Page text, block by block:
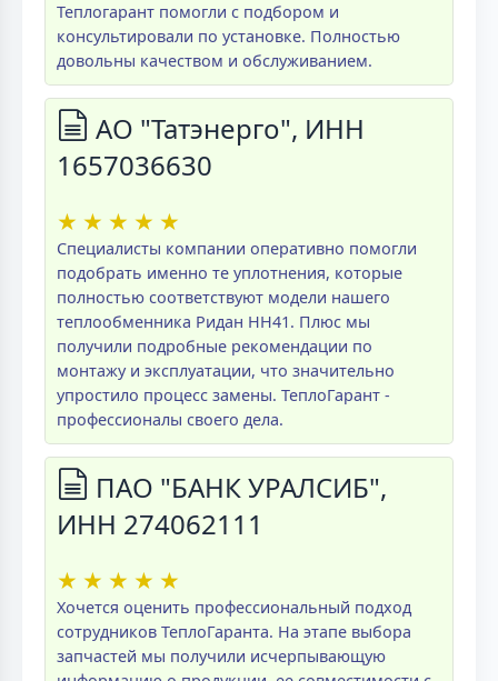
Теплогарант помогли с подбором и
консультировали по установке. Полностью
довольны качеством и обслуживанием.
АО "Татэнерго", ИНН
1657036630
★ ★ ★ ★ ★
Специалисты компании оперативно помогли
подобрать именно те уплотнения, которые
полностью соответствуют модели нашего
теплообменника Ридан НН41. Плюс мы
получили подробные рекомендации по
монтажу и эксплуатации, что значительно
упростило процесс замены. ТеплоГарант -
профессионалы своего дела.
ПАО "БАНК УРАЛСИБ",
ИНН 274062111
★ ★ ★ ★ ★
Хочется оценить профессиональный подход
сотрудников ТеплоГаранта. На этапе выбора
запчастей мы получили исчерпывающую